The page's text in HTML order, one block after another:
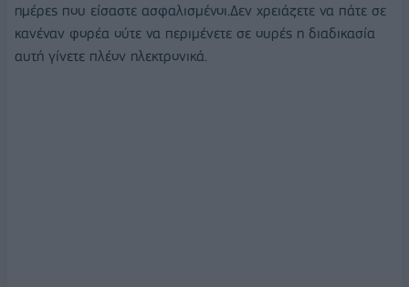
ημέρες που είσαστε ασφαλισμένοι.Δεν χρειάζετε να πάτε σε
κανέναν φορέα ούτε να περιμένετε σε ουρές η διαδικασία
αυτή γίνετε πλέον ηλεκτρονικά.